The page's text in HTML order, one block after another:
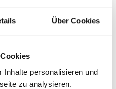
Über Cookies
personalisieren und
zu analysieren.
449,-€